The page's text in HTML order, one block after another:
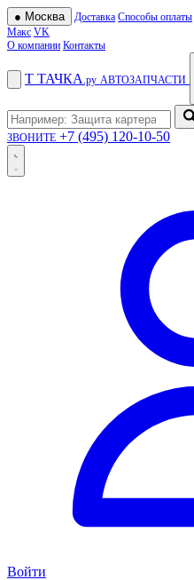
● Москва Доставка Способы оплаты
Макс VK
О компании Контакты
Т ТАЧКА .ру АВТОЗАПЧАСТИ
ЗВОНИТЕ +7 (495) 120-10-50
Войти